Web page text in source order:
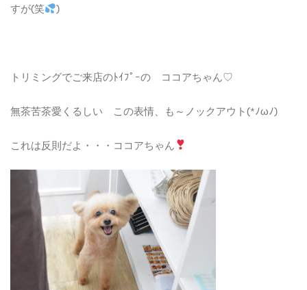
すが(笑
)
トリミングでご来店のﾄｲﾌﾟｰの ココアちゃん♡
無茶苦茶愛くるしい この表情、も～ノックアウト(*ﾉωﾉ)
これは反則だよ・・・ココアちゃん